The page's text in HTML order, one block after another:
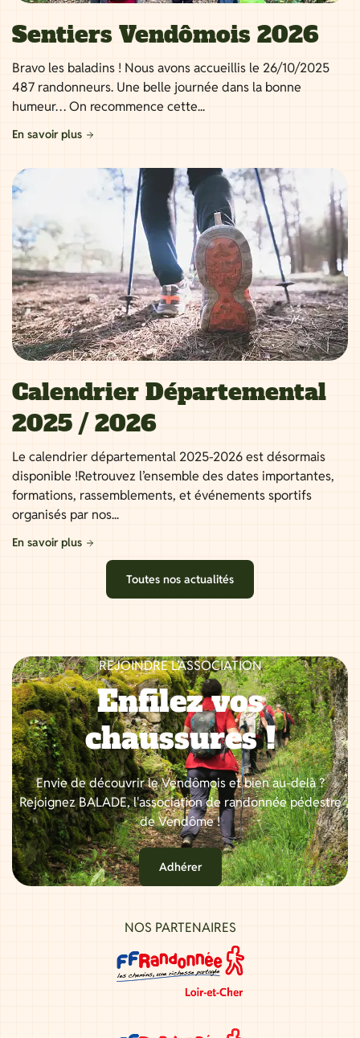
Sentiers Vendômois 2026
Bravo les baladins ! Nous avons accueillis le 26/10/2025
487 randonneurs. Une belle journée dans la bonne
humeur… On recommence cette...
En savoir plus
Calendrier Départemental
2025 / 2026
Le calendrier départemental 2025-2026 est désormais
disponible !Retrouvez l’ensemble des dates importantes,
formations, rassemblements, et événements sportifs
organisés par nos...
En savoir plus
Toutes nos actualités
REJOINDRE L’ASSOCIATION
Enfilez vos
chaussures !
Envie de découvrir le Vendômois et bien au-delà ?
Rejoignez BALADE, l'association de randonnée pédestre
de Vendôme !
Adhérer
NOS PARTENAIRES